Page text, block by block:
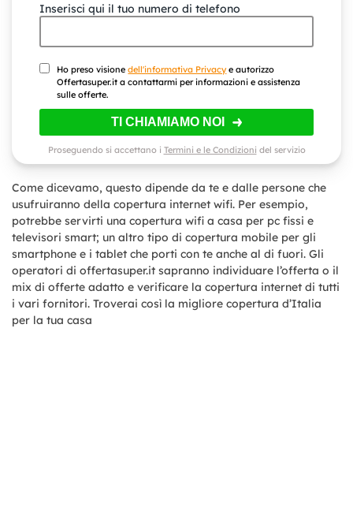
Inserisci qui il tuo numero di telefono
Ho preso visionedell'informativa Privacye autorizzo
Offertasuper.it a contattarmi per informazioni e assistenza
sulle offerte.
TI CHIAMIAMO NOI
Proseguendo si accettano i Termini e le Condizioni del servizio
Come dicevamo, questo dipende da te e dalle persone che
usufruiranno della copertura internet wifi. Per esempio,
potrebbe servirti una copertura wifi a casa per pc fissi e
televisori smart; un altro tipo di copertura mobile per gli
smartphone e i tablet che porti con te anche al di fuori. Gli
operatori di offertasuper.it sapranno individuare l’offerta o il
mix di offerte adatto e verificare la copertura internet di tutti
i vari fornitori. Troverai così la migliore copertura d’Italia
per la tua casa